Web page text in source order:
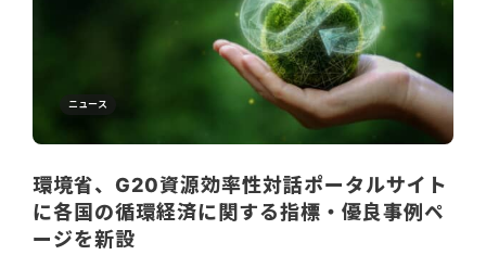
ニュース
環境省、G20資源効率性対話ポータルサイト
に各国の循環経済に関する指標・優良事例ペ
ージを新設